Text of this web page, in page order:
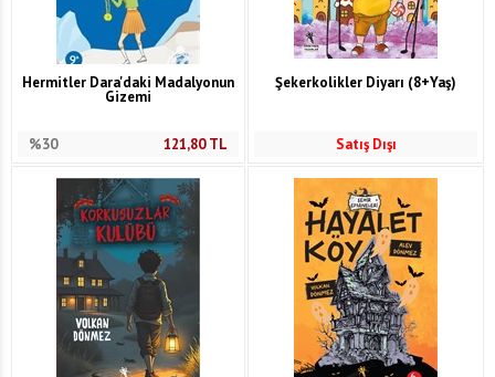
Hermitler Dara'daki Madalyonun
Gizemi
%30 121,80TL
Şekerkolikler Diyarı (8+Yaş)
Satış Dışı